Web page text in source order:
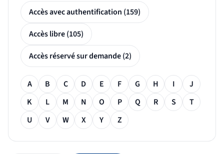
Accès avec authentification (159)
Accès libre (105)
Accès réservé sur demande (2)
Filtre alphabétique
A B C D E F G H I
J
K
L M N O P Q R S
T
U
V W X Y Z